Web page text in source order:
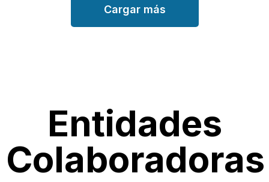
Cargar más
Entidades
Colaboradoras